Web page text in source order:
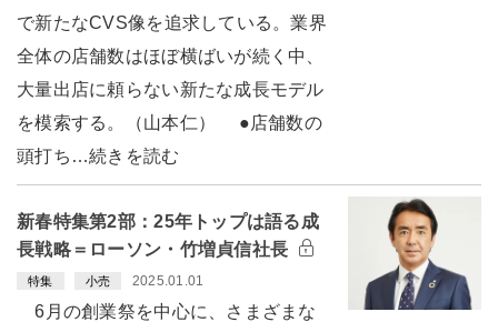
で新たなCVS像を追求している。業界
全体の店舗数はほぼ横ばいが続く中、
大量出店に頼らない新たな成長モデル
を模索する。（山本仁） ●店舗数の
頭打ち…続きを読む
新春特集第2部：25年トップは語る成
長戦略＝ローソン・竹増貞信社長
特集 小売 2025.01.01
6月の創業祭を中心に、さまざまな